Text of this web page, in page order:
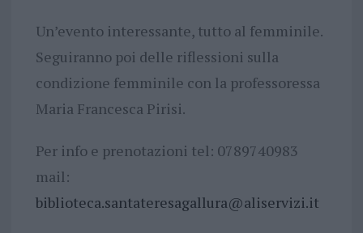
Un’evento interessante, tutto al femminile.
Seguiranno poi delle riflessioni sulla
condizione femminile con la professoressa
Maria Francesca Pirisi.
Per info e prenotazioni tel: 0789740983
mail:
biblioteca.santateresagallura@aliservizi.it